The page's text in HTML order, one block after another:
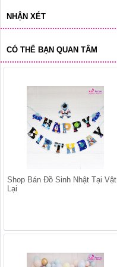
NHẬN XÉT
CÓ THỂ BẠN QUAN TÂM
Shop Bán Đồ Sinh Nhật Tại Vật
Lại